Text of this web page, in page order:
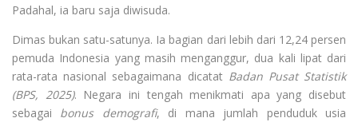
Padahal, ia baru saja diwisuda.
Dimas bukan satu-satunya. Ia bagian dari lebih dari 12,24 persen
pemuda Indonesia yang masih menganggur, dua kali lipat dari
rata-rata nasional sebagaimana dicatat Badan Pusat Statistik
(BPS, 2025). Negara ini tengah menikmati apa yang disebut
sebagai bonus demografi, di mana jumlah penduduk usia